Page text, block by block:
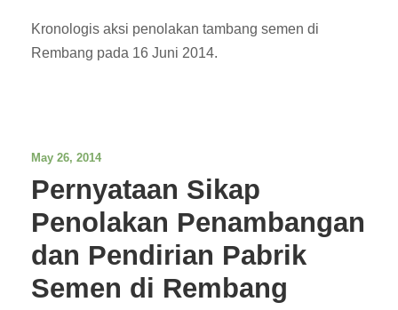
Kronologis aksi penolakan tambang semen di
Rembang pada 16 Juni 2014.
May 26, 2014
Pernyataan Sikap
Penolakan Penambangan
dan Pendirian Pabrik
Semen di Rembang